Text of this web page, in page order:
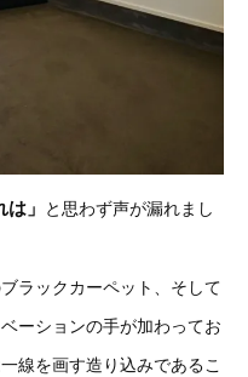
は」 と思わず声が漏れまし
ラックカーペット、そして
ーションの手が加わってお
線を画す造り込みであるこ